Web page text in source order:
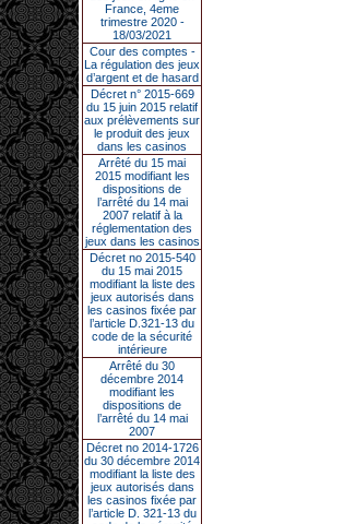
France, 4eme
trimestre 2020 -
18/03/2021
Cour des comptes -
La régulation des jeux
d’argent et de hasard
Décret n° 2015-669
du 15 juin 2015 relatif
aux prélèvements sur
le produit des jeux
dans les casinos
Arrêté du 15 mai
2015 modifiant les
dispositions de
l’arrêté du 14 mai
2007 relatif à la
réglementation des
jeux dans les casinos
Décret no 2015-540
du 15 mai 2015
modifiant la liste des
jeux autorisés dans
les casinos fixée par
l’article D.321-13 du
code de la sécurité
intérieure
Arrêté du 30
décembre 2014
modifiant les
dispositions de
l’arrêté du 14 mai
2007
Décret no 2014-1726
du 30 décembre 2014
modifiant la liste des
jeux autorisés dans
les casinos fixée par
l’article D. 321-13 du